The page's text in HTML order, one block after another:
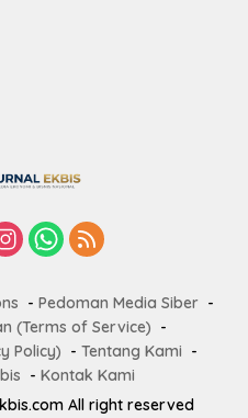
Pedoman Media Siber
(Terms of Service)
Policy)
Tentang Kami
Kontak Kami
All right reserved